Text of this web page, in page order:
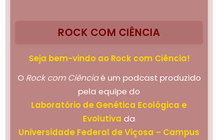
ROCK COM CIÊNCIA
Seja bem-vindo ao Rock com Ciência!
O Rock com Ciênciaé um podcast produzido
pela equipe do
Laboratório de Genética Ecológica e
Evolutiva da
Universidade Federal de Viçosa – Campus